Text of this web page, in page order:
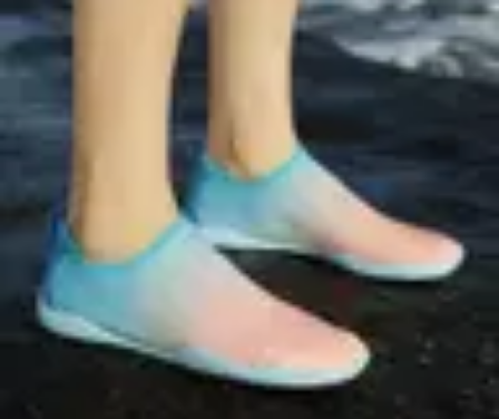
Activités Sensations
ConseilsConseils et Astuces Activités à sensationsSports et
aventures
Activités Sensations